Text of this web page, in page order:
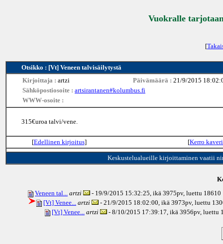
Vuokralle
[
Otsikko : [Vt] Veneen talvisäilytystä
Kirjoittaja : artzi Päivämäärä : 21/9/2015
Sähköpostiosoite : artsirantanen#kolumbus.fi
WWW-osoite :
315€uroa talvi/vene.
[Edellinen kirjoitus] [Kerro
Keskustelualueille kirjoittaminen vaatii
Veneen tal... artzi - 19/9/2015 15:32:25, ikä 3975pv, luettu 18610
[Vt] Venee... artzi - 21/9/2015 18:02:00, ikä 3973pv, luettu
[Vt] Venee... artzi - 8/10/2015 17:39:17, ikä 3956pv, luettu